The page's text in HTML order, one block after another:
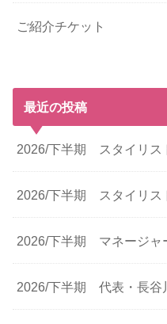
ご紹介チケット
最近の投稿
2026/下半期 スタイリス
2026/下半期 スタイリス
2026/下半期 マネージャ
2026/下半期 代表・長谷